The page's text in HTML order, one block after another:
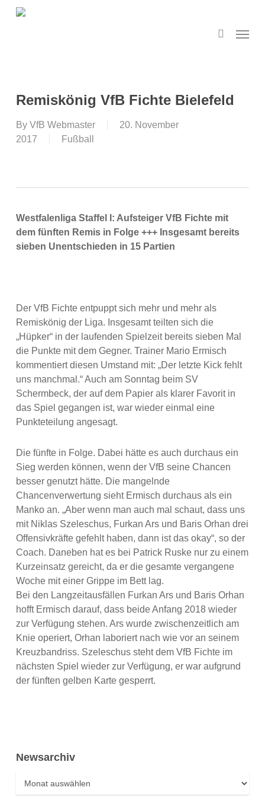
Skip
Menu
Remiskönig VfB Fichte Bielefeld
By VfB Webmaster
20. November
2017
Fußball
Westfalenliga Staffel I: Aufsteiger VfB Fichte mit
dem fünften Remis in Folge +++ Insgesamt bereits
sieben Unentschieden in 15 Partien
Der VfB Fichte entpuppt sich mehr und mehr als
Remiskönig der Liga. Insgesamt teilten sich die
„Hüpker“ in der laufenden Spielzeit bereits sieben Mal
die Punkte mit dem Gegner. Trainer Mario Ermisch
kommentiert diesen Umstand mit: „Der letzte Kick fehlt
uns manchmal.“ Auch am Sonntag beim SV
Schermbeck, der auf dem Papier als klarer Favorit in
das Spiel gegangen ist, war wieder einmal eine
Punkteteilung angesagt.
Die fünfte in Folge. Dabei hätte es auch durchaus ein
Sieg werden können, wenn der VfB seine Chancen
besser genutzt hätte. Die mangelnde
Chancenverwertung sieht Ermisch durchaus als ein
Manko an. „Aber wenn man auch mal schaut, dass uns
mit Niklas Szeleschus, Furkan Ars und Baris Orhan drei
Offensivkräfte gefehlt haben, dann ist das okay“, so der
Coach. Daneben hat es bei Patrick Ruske nur zu einem
Kurzeinsatz gereicht, da er die gesamte vergangene
Woche mit einer Grippe im Bett lag.
Bei den Langzeitausfällen Furkan Ars und Baris Orhan
hofft Ermisch darauf, dass beide Anfang 2018 wieder
zur Verfügung stehen. Ars wurde zwischenzeitlich am
Knie operiert, Orhan laboriert nach wie vor an seinem
Kreuzbandriss. Szeleschus steht dem VfB Fichte im
nächsten Spiel wieder zur Verfügung, er war aufgrund
der fünften gelben Karte gesperrt.
Newsarchiv
Newsarchiv